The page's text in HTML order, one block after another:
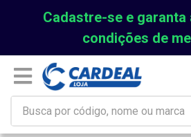
Cadastre-se e garanta
condições de